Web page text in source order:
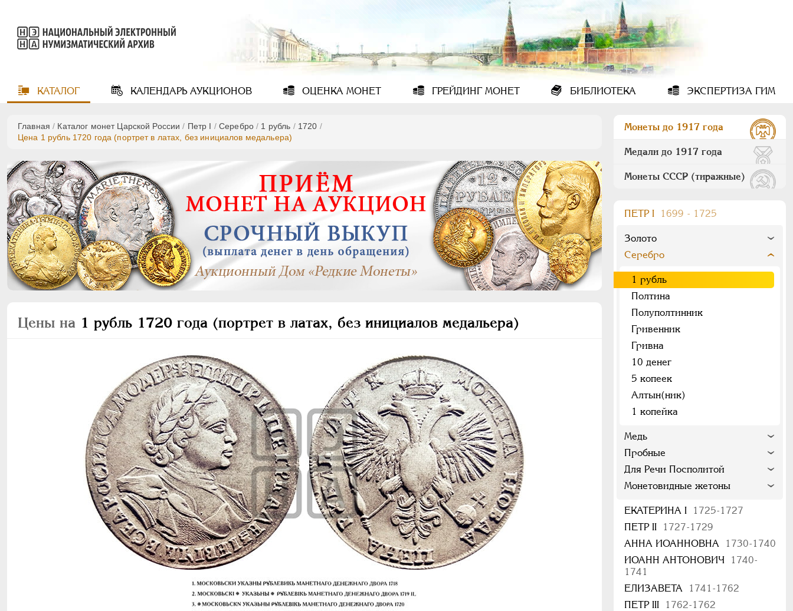
КАТАЛОГ КАЛЕНДАРЬАУКЦИОНОВ ОЦЕНКА МОНЕТ ГРЕЙДИНГМОНЕТ БИБЛИОТЕКА ЭКСПЕРТИЗА ГИМ
Главная / Каталог монет Царской России / Пeтр I /Серебро / 1 рубль / 1720 /
Цена 1 рубль 1720 года (портрет в латах, без инициалов медальера)
Цены на 1 рубль 1720 года (портрет в латах, без инициалов медальера)
Монеты до 1917 года
Медали до 1917 года
Монеты СССР (тиражные)
ПEТР I 1699 - 1725
Золото
Серебро
1 рубль
Полтина
Полуполтинник
Гривенник
Гривна
10 денег
5 копеек
Алтын(ник)
1 копейка
Медь
Пробные
Для Речи Посполитой
Монетовидные жетоны
ЕКАТЕРИНА I
1725-1727
ПЕТР II
1727-1729
АННА ИОАННОВНА
1730-1740
ИОАНН АНТОНОВИЧ
1740-
1741
ЕЛИЗАВЕТА
1741-1762
ПЕТР III
1762-1762